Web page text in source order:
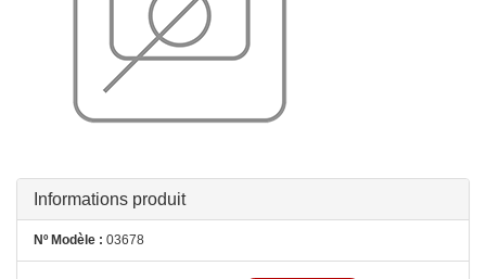
Informations produit
Nº Modèle : 03678